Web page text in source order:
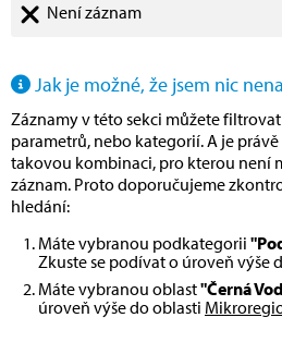
Není záznam
Jak je možné, že jsem nic
Záznamy v této sekci můžete
parametrů, nebo kategorií. A je
takovou kombinaci, pro kterou není
záznam. Proto doporučujeme
hledání:
Máte vybranou podkategorii
Zkuste se podívat o úroveň výše
Máte vybranou oblast"Černá
úroveň výše do oblasti